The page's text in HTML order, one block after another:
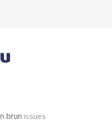
brunissues